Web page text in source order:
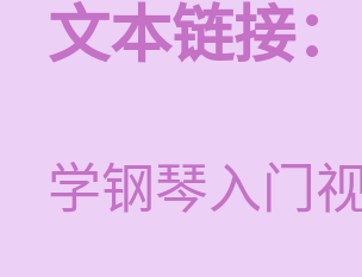
文本链接：
学钢琴入门